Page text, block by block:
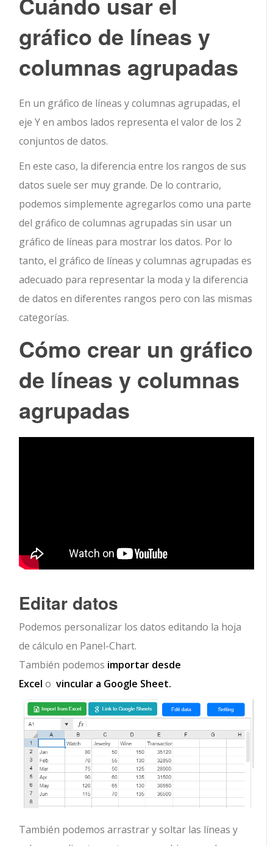
gráfico de líneas y
columnas agrupadas
En un gráfico de líneas y columnas agrupadas, el
eje Y en ambos lados representa el valor de los 2
conjuntos de datos.
En este caso, la diferencia entre los rangos de sus
datos suele ser muy grande. De lo contrario,
podemos simplemente agregarlos como una parte
del gráfico de columnas agrupadas sin usar un
gráfico de líneas para mostrar los datos. Por lo
tanto, el gráfico de líneas y columnas agrupadas es
adecuado para representar la moda y la diferencia
de datos en diferentes rangos pero con las mismas
categorías.
Cómo crear un gráfico
de líneas y columnas
agrupadas
Editar datos
Podemos personalizar los datos editando la hoja
de cálculo en Panel-Chart.
También podemos importar desde
Excel o vincular a Google Sheet.
También podemos arrastrar y soltar las líneas y